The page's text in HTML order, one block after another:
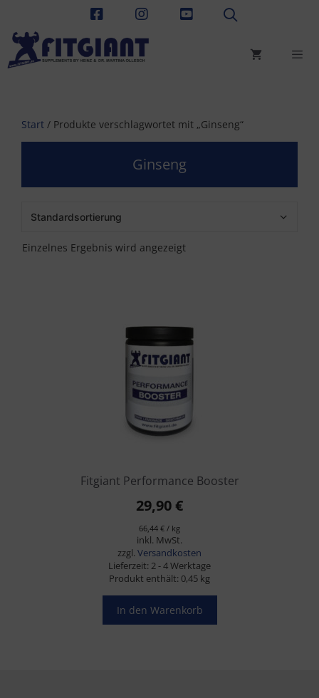
springen
Start / Produkte verschlagwortet mit „Ginseng“
Ginseng
Einzelnes Ergebnis wird angezeigt
Fitgiant Performance Booster
29,90€
66,44 € / kg
inkl. MwSt.
zzgl. Versandkosten
Lieferzeit: 2 - 4 Werktage
Produkt enthält: 0,45 kg
In den Warenkorb